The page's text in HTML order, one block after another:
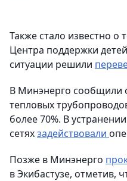
Также стало известно о
Центра поддержки
ситуации решили
В Минэнерго сообщили
тепловых
более 70%. В
сетяхзадействовали
Позже в Минэнерго
в Экибастузе, отметив,